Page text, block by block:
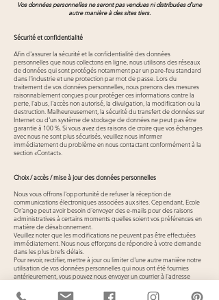
Vos données personnelles ne seront pas vendues ni distribuées d'une
autre manière à des sites tiers.
Sécurité et confidentialité
Afin d'assurer la sécurité et la confidentialité des données
personnelles que nous collectons en ligne, nous utilisons des réseaux
de données qui sont protégés notamment par un pare-feu standard
dans l'industrie et une protection par mot de passe. Lors du
traitement de vos données personnelles, nous prenons des mesures
raisonnablement conçues pour protéger ces informations contre la
perte, l'abus, l'accès non autorisé, la divulgation, la modification ou la
destruction. Malheureusement, la sécurité du transfert de données sur
Internet ou d'un système de stockage de données ne peut pas être
garantie à 100 %. Si vous avez des raisons de croire que vos échanges
avec nous ne sont plus sécurisés, veuillez nous informer
immédiatement du problème en nous contactant conformément à la
section «Contact».
Choix / accès / mise à jour des données personnelles
Nous vous offrons l'opportunité de refuser la réception de
communications électroniques associées aux sites. Cependant, Ecole
Or'ange peut avoir besoin d'envoyer des e-mails pour des raisons
administratives à certains moments quelles soient vos préférences en
matière de désabonnement.
Veuillez noter que les modifications ne peuvent pas être effectuées
immédiatement. Nous nous efforçons de répondre à votre demande
dans les plus brefs délais.
Pour revoir, rectifier, mettre à jour ou limiter d'une autre manière notre
utilisation de vos données personnelles qui nous ont été fournies
antérieurement, vous pouvez nous envoyer un courrier à l'adresse